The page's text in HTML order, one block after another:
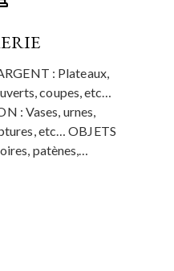
: Plateaux,
coupes, etc…
: Vases, urnes,
etc… OBJETS
patènes,…